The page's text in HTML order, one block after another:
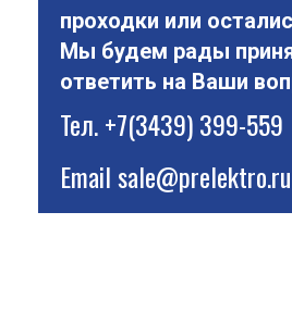
проходки или
Мы будем рады
ответить на Ваши
Тел.+7(3439) 399-559
Emailsale@prelektro.ru